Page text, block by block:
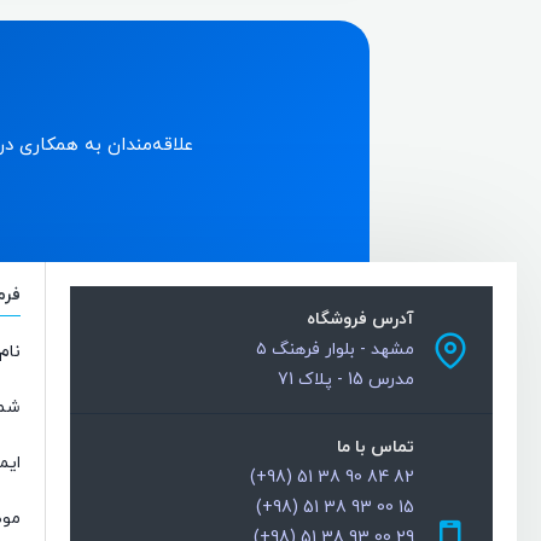
علاقه‌مندان به همکاری
آدرس فروشگاه
مشهد - بلوار فرهنگ ۵
مدرس 15 - پلاک 71
تماس با ما
82 84 90 38 51 (98+)
15 00 93 38 51 (98+)